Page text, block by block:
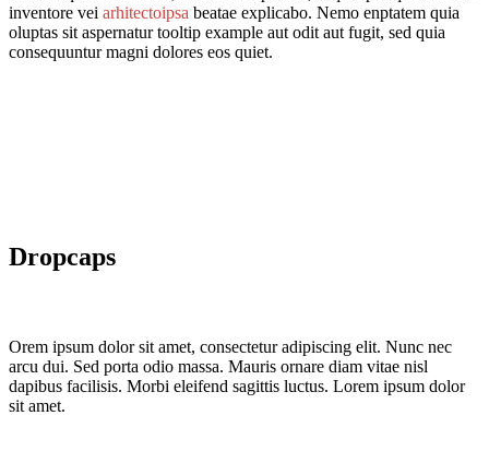
inventore vei arhitectoipsa beatae explicabo. Nemo enptatem quia
oluptas sit aspernaturtooltip example aut odit aut fugit, sed quia
consequuntur magni dolores eos quiet.
Dropcaps
Orem ipsum dolor sit amet, consectetur adipiscing elit. Nunc nec
arcu dui. Sed porta odio massa. Mauris ornare diam vitae nisl
dapibus facilisis. Morbi eleifend sagittis luctus. Lorem ipsum dolor
sit amet.